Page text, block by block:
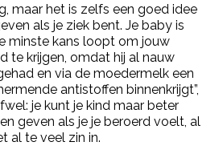
maar het is zelfs een goed idee
als je ziek bent. Je baby is
minste kans loopt om jouw
te krijgen, omdat hij al nauw
en via de moedermelk een
antistoffen binnenkrijgt”,
je kunt je kind maar beter
geven als je je beroerd voelt, al
al te veel zin in.